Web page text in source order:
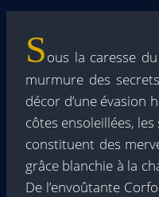
Sous la caresse
murmure des
décor d’une évasion
côtes ensoleillées,
constituent des
grâce blanchie à la
De l’envoûtante